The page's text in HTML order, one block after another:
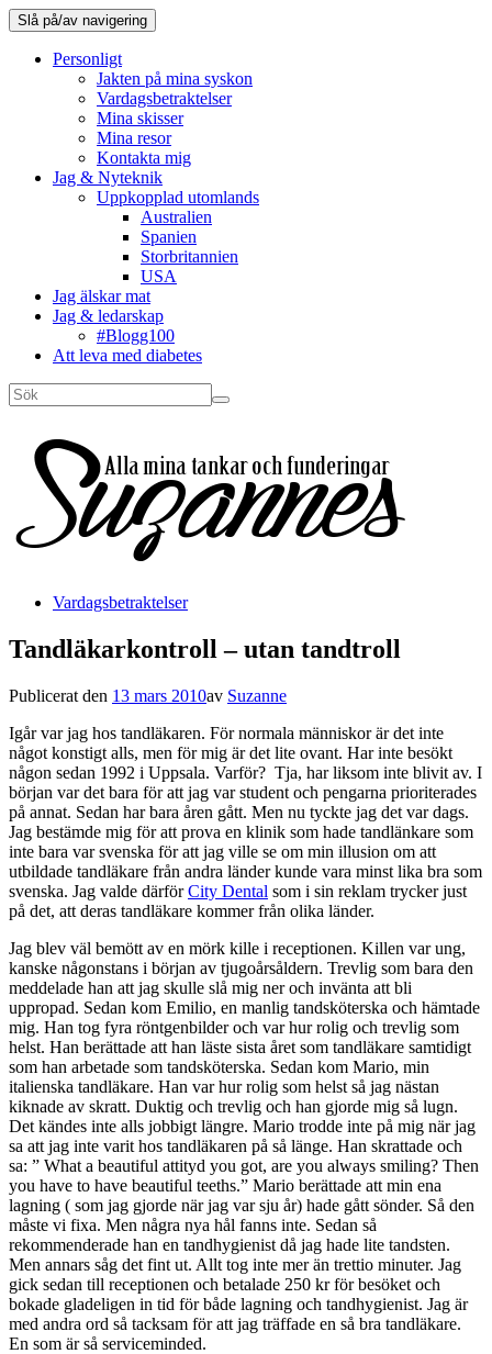
Slå på/av navigering
Personligt
Jakten på mina syskon
Vardagsbetraktelser
Mina skisser
Mina resor
Kontakta mig
Jag & Nyteknik
Uppkopplad utomlands
Australien
Spanien
Storbritannien
USA
Jag älskar mat
Jag & ledarskap
#Blogg100
Att leva med diabetes
Vardagsbetraktelser
Tandläkarkontroll – utan tandtroll
Publicerat den 13 mars 2010av Suzanne
Igår var jag hos tandläkaren. För normala människor är det inte
något konstigt alls, men för mig är det lite ovant. Har inte besökt
någon sedan 1992 i Uppsala. Varför? Tja, har liksom inte blivit av. I
början var det bara för att jag var student och pengarna prioriterades
på annat. Sedan har bara åren gått. Men nu tyckte jag det var dags.
Jag bestämde mig för att prova en klinik som hade tandlänkare som
inte bara var svenska för att jag ville se om min illusion om att
utbildade tandläkare från andra länder kunde vara minst lika bra som
svenska. Jag valde därförCity Dental som i sin reklam trycker just
på det, att deras tandläkare kommer från olika länder.
Jag blev väl bemött av en mörk kille i receptionen. Killen var ung,
kanske någonstans i början av tjugoårsåldern. Trevlig som bara den
meddelade han att jag skulle slå mig ner och invänta att bli
uppropad. Sedan kom Emilio, en manlig tandsköterska och hämtade
mig. Han tog fyra röntgenbilder och var hur rolig och trevlig som
helst. Han berättade att han läste sista året som tandläkare samtidigt
som han arbetade som tandsköterska. Sedan kom Mario, min
italienska tandläkare. Han var hur rolig som helst så jag nästan
kiknade av skratt. Duktig och trevlig och han gjorde mig så lugn.
Det kändes inte alls jobbigt längre. Mario trodde inte på mig när jag
sa att jag inte varit hos tandläkaren på så länge. Han skrattade och
sa: ” What a beautiful attityd you got, are you always smiling? Then
you have to have beautiful teeths.” Mario berättade att min ena
lagning ( som jag gjorde när jag var sju år) hade gått sönder. Så den
måste vi fixa. Men några nya hål fanns inte. Sedan så
rekommenderade han en tandhygienist då jag hade lite tandsten.
Men annars såg det fint ut. Allt tog inte mer än trettio minuter. Jag
gick sedan till receptionen och betalade 250 kr för besöket och
bokade gladeligen in tid för både lagning och tandhygienist. Jag är
med andra ord så tacksam för att jag träffade en så bra tandläkare.
En som är så serviceminded.